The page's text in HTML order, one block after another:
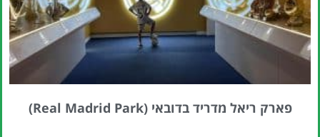
פארק ריאל מדריד בדובאי (Real Madrid Park)